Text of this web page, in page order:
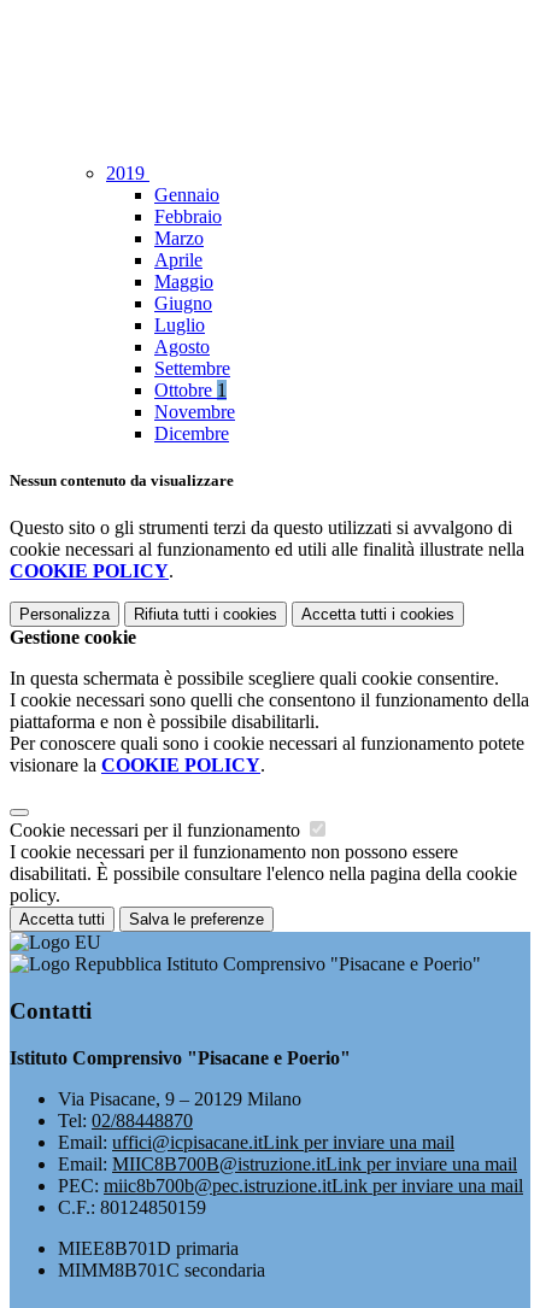
2019
Gennaio
Febbraio
Marzo
Aprile
Maggio
Giugno
Luglio
Agosto
Settembre
Ottobre 1
Novembre
Dicembre
Nessun contenuto da visualizzare
Questo sito o gli strumenti terzi da questo utilizzati si avvalgono di
cookie necessari al funzionamento ed utili alle finalità illustrate nella
COOKIE POLICY.
Personalizza Rifiuta tutti i cookies Accetta tutti i cookies
Gestione cookie
In questa schermata è possibile scegliere quali cookie consentire.
I cookie necessari sono quelli che consentono il funzionamento della
piattaforma e non è possibile disabilitarli.
Per conoscere quali sono i cookie necessari al funzionamento potete
visionare la COOKIE POLICY.
Cookie necessari per il funzionamento
I cookie necessari per il funzionamento non possono essere
disabilitati. È possibile consultare l'elenco nella pagina della cookie
policy.
Accetta tutti Salva le preferenze
Istituto Comprensivo "Pisacane e Poerio"
Contatti
Istituto Comprensivo "Pisacane e Poerio"
Via Pisacane, 9 – 20129 Milano
Tel: 02/88448870
Email: uffici@icpisacane.itLink per inviare una mail
Email: MIIC8B700B@istruzione.itLink per inviare una mail
PEC: miic8b700b@pec.istruzione.itLink per inviare una mail
C.F.: 80124850159
MIEE8B701D primaria
MIMM8B701C secondaria